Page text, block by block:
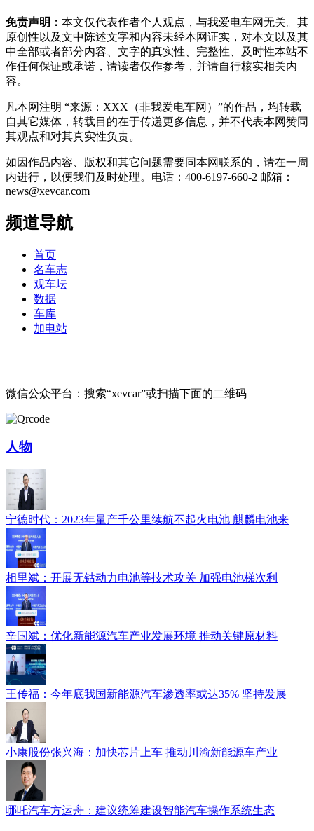
免责声明： 本文仅代表作者个人观点，与我爱电车网无关。其
原创性以及文中陈述文字和内容未经本网证实，对本文以及其
中全部或者部分内容、文字的真实性、完整性、及时性本站不
作任何保证或承诺，请读者仅作参考，并请自行核实相关内
容。
凡本网注明 “来源：XXX（非我爱电车网）”的作品，均转载
自其它媒体，转载目的在于传递更多信息，并不代表本网赞同
其观点和对其真实性负责。
如因作品内容、版权和其它问题需要同本网联系的，请在一周
内进行，以便我们及时处理。电话：400-6197-660-2 邮箱：
news@xevcar.com
频道导航
首页
名车志
观车坛
数据
车库
加电站
微信公众平台：搜索“xevcar”或扫描下面的二维码
人物
宁德时代：2023年量产千公里续航不起火电池 麒麟电池来
相里斌：开展无钴动力电池等技术攻关 加强电池梯次利
辛国斌：优化新能源汽车产业发展环境 推动关键原材料
王传福：今年底我国新能源汽车渗透率或达35% 坚持发展
小康股份张兴海：加快芯片上车 推动川渝新能源车产业
哪吒汽车方运舟：建议统筹建设智能汽车操作系统生态